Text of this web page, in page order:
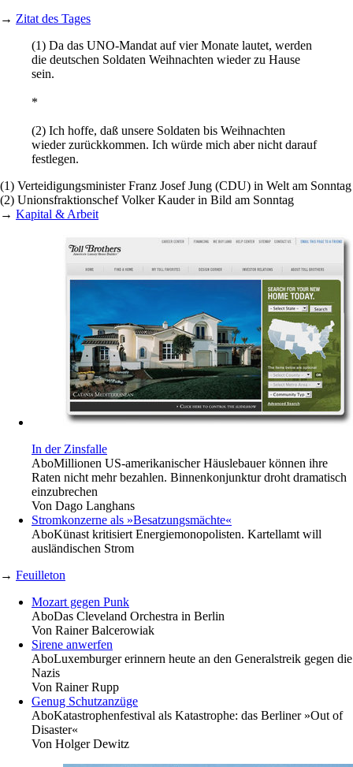
→ Zitat des Tages
(1) Da das UNO-Mandat auf vier Monate lautet, werden
die deutschen Soldaten Weihnachten wieder zu Hause
sein.
*
(2) Ich hoffe, daß unsere Soldaten bis Weihnachten
wieder zurückkommen. Ich würde mich aber nicht darauf
festlegen.
(1) Verteidigungsminister Franz Josef Jung (CDU) in Welt am Sonntag
(2) Unionsfraktionschef Volker Kauder in Bild am Sonntag
→ Kapital & Arbeit
In der Zinsfalle
AboMillionen US-amerikanischer Häuslebauer können ihre
Raten nicht mehr bezahlen. Binnenkonjunktur droht dramatisch
einzubrechen
Von Dago Langhans
Stromkonzerne als »Besatzungsmächte«
AboKünast kritisiert Energiemonopolisten. Kartellamt will
ausländischen Strom
→ Feuilleton
Mozart gegen Punk
AboDas Cleveland Orchestra in Berlin
Von Rainer Balcerowiak
Sirene anwerfen
AboLuxemburger erinnern heute an den Generalstreik gegen die
Nazis
Von Rainer Rupp
Genug Schutzanzüge
AboKatastrophenfestival als Katastrophe: das Berliner »Out of
Disaster«
Von Holger Dewitz